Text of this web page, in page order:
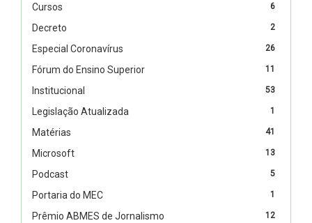
6
Cursos
2
Decreto
26
Especial Coronavírus
11
Fórum do Ensino Superior
53
Institucional
1
Legislação Atualizada
41
Matérias
13
Microsoft
5
Podcast
1
Portaria do MEC
12
Prêmio ABMES de Jornalismo